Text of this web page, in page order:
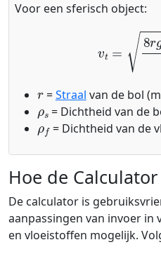
Voor een sferisch object:
(ρs
=Straal van de bol
ρs
= Dichtheid van de
ρf
= Dichtheid van de
Hoe de
De calculator is
aanpassingen van invoer in
en vloeistoffen mogelijk.